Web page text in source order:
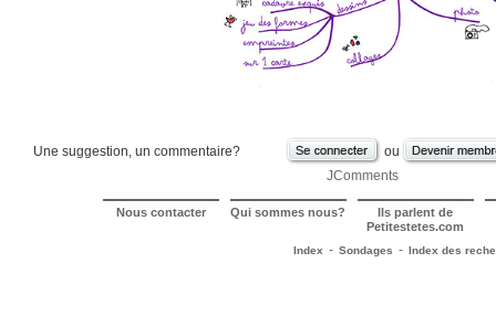
Une suggestion, un commentaire?
ou
JComments
Nous contacter Qui sommes nous? Ils parlent de
Petitestetes.com
Index - Sondages - Index des